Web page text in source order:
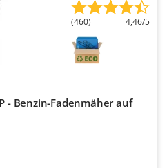
(460) 4,46/5
- Benzin-Fadenmäher auf